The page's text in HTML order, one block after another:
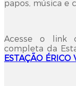
papos, música e
Acesse o link
completa da
ESTAÇÃO ÉRICO